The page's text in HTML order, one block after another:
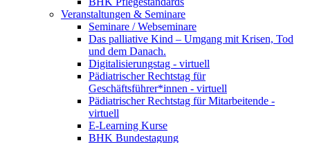
Veranstaltungen & Seminare
Seminare / Webseminare
Das palliative Kind – Umgang mit Krisen, Tod
und dem Danach.
Digitalisierungstag - virtuell
Pädiatrischer Rechtstag für
Geschäftsführer*innen - virtuell
Pädiatrischer Rechtstag für Mitarbeitende -
virtuell
E-Learning Kurse
BHK Bundestagung